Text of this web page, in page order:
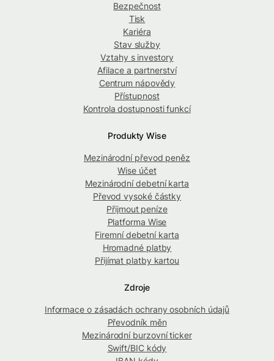
Bezpečnost
Tisk
Kariéra
Stav služby
Vztahy s investory
Afilace a partnerství
Centrum nápovědy
Přístupnost
Kontrola dostupnosti funkcí
Produkty Wise
Mezinárodní převod peněz
Wise účet
Mezinárodní debetní karta
Převod vysoké částky
Přijmout peníze
Platforma Wise
Firemní debetní karta
Hromadné platby
Přijímat platby kartou
Zdroje
Informace o zásadách ochrany osobních údajů
Převodník měn
Mezinárodní burzovní ticker
Swift/BIC kódy